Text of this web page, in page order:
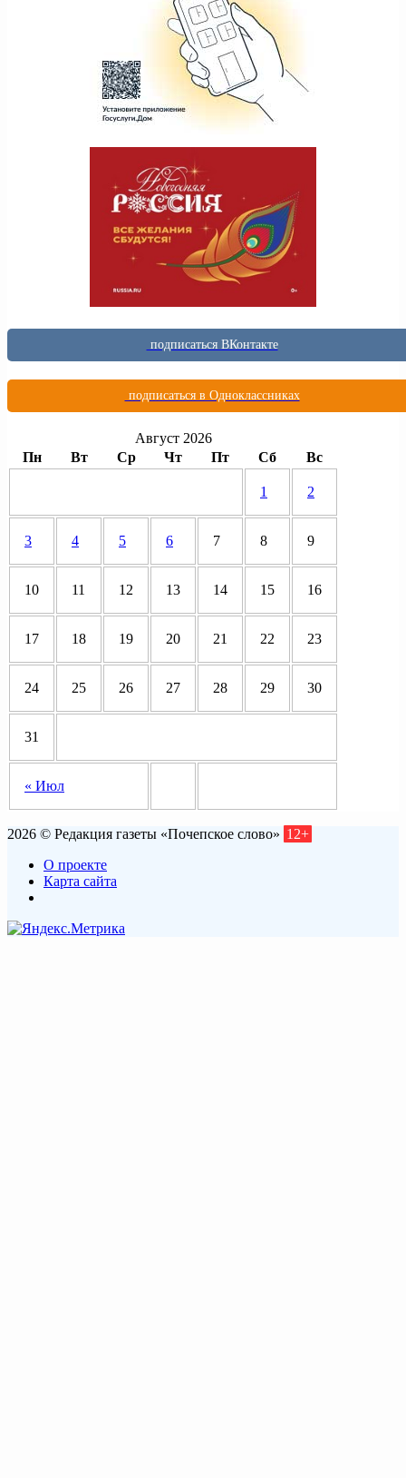
подписаться ВКонтакте
подписаться в Одноклассниках
Август 2026
Пн
Вт Ср Чт Пт Сб Вс
« Июл
1 2
3 4 5 6 7 8 9
10 11 12 13 14 15 16
17 18 19 20 21 22 23
24 25 26 27 28 29 30
31
2026 © Редакция газеты «Почепское слово» 12+
О проекте
Карта сайта